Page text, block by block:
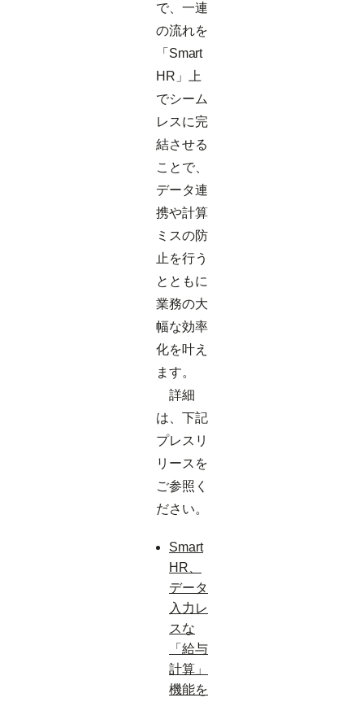
で、一連
の流れを
「Smart
HR」上
でシーム
レスに完
結させる
ことで、
データ連
携や計算
ミスの防
止を行う
とともに
業務の大
幅な効率
化を叶え
ます。
詳細
は、下記
プレスリ
リースを
ご参照く
ださい。
Smart
HR、
データ
入力レ
スな
「給与
計算」
機能を